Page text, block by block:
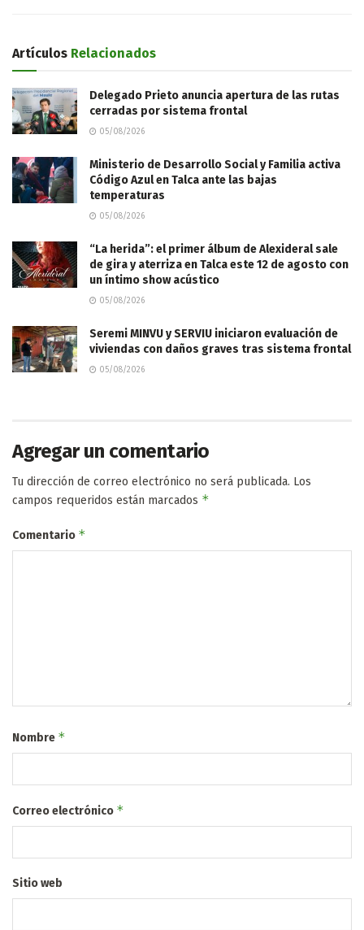
Artículos Relacionados
Delegado Prieto anuncia apertura de las rutas
cerradas por sistema frontal
05/08/2026
Ministerio de Desarrollo Social y Familia activa
Código Azul en Talca ante las bajas
temperaturas
05/08/2026
“La herida”: el primer álbum de Alexideral sale
de gira y aterriza en Talca este 12 de agosto con
un íntimo show acústico
05/08/2026
Seremi MINVU y SERVIU iniciaron evaluación de
viviendas con daños graves tras sistema frontal
05/08/2026
Agregar un comentario
Tu dirección de correo electrónico no será publicada. Los
campos requeridos están marcados *
Comentario *
Nombre *
Correo electrónico *
Sitio web